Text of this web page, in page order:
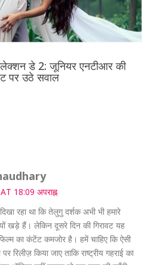
डे 2: जूनियर एनटीआर की
पर उठे सवाल
18:09 अपराह्न
रहा था कि तेलुगु दर्शक अभी भी हमारे
खड़े हैं। लेकिन दूसरे दिन की गिरावट यह
का कंटेंट कमजोर है। हमें चाहिए कि ऐसी
रिलीज़ किया जाए ताकि राष्ट्रीय गहराई का